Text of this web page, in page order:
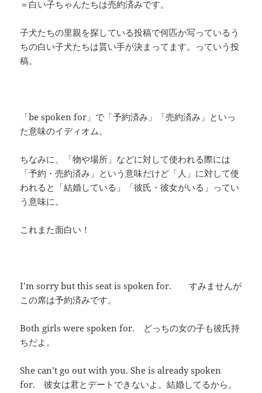
＝白い子ちゃんたちは売約済みです。
子犬たちの里親を探している投稿で何匹か写っているう
ちの白い子犬たちは貰い手が決まってます。っていう投
稿。
「be spoken for」で「予約済み」「売約済み」といっ
た意味のイディオム。
ちなみに、「物や場所」などに対して使われる際には
「予約・売約済み」という意味だけど「人」に対して使
われると「結婚している」「彼氏・彼女がいる」ってい
う意味に。
これまた面白い！
I’m sorry but this seat is spoken for. すみませんが
この席は予約済みです。
Both girls were spoken for. どっちの女の子も彼氏持
ちだよ。
She can’t go out with you. She is already spoken
for. 彼女は君とデートできないよ。結婚してるから。